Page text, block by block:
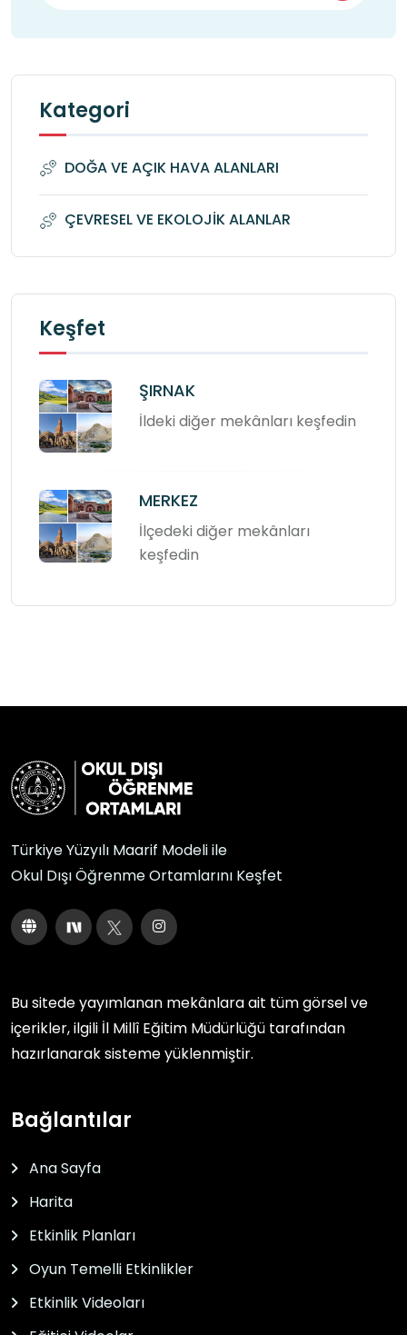
Kategori
DOĞA VE AÇIK HAVA ALANLARI
ÇEVRESEL VE EKOLOJİK ALANLAR
Keşfet
ŞIRNAK
İldeki diğer mekânları keşfedin
MERKEZ
İlçedeki diğer mekânları
keşfedin
Türkiye Yüzyılı Maarif Modeli ile
Okul Dışı Öğrenme Ortamlarını Keşfet
Bu sitede yayımlanan mekânlara ait tüm görsel ve
içerikler, ilgili İl Millî Eğitim Müdürlüğü tarafından
hazırlanarak sisteme yüklenmiştir.
Bağlantılar
Ana Sayfa
Harita
Etkinlik Planları
Oyun Temelli Etkinlikler
Etkinlik Videoları